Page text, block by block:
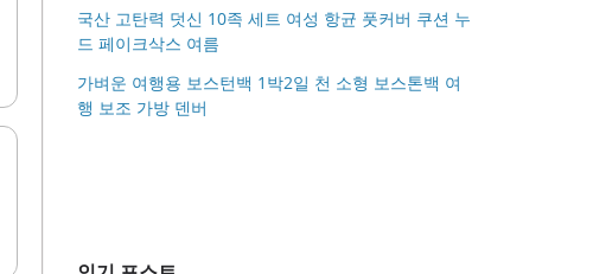
국산 고탄력 덧신 10족 세트 여성 항균 풋커버 쿠션 누
드 페이크삭스 여름
가벼운 여행용 보스턴백 1박2일 천 소형 보스톤백 여
행 보조 가방 덴버
아키베리 몽프레 파우치